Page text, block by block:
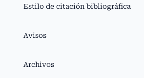
Estilo de citación bibliográfica
Avisos
Archivos